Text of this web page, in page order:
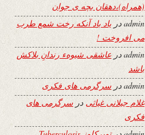
(همراه)،دهقان بچه ی جوان
admin در یاد باد آنکه رخت شمع طرب
می افروخت !
adminدر عاشقی شیوهء رندانِ بلاکش
باشد
admin در سرگرمی های فکری
غلام جیلانی غیاثی در سرگرمی های
فکری